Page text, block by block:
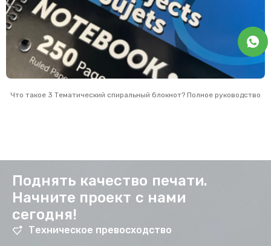
Что такое 3 Тематический спиральный блокнот? Полное руководство
Поднять качество печати.
Начните проект с нами
сегодня!
Техническое превосходство